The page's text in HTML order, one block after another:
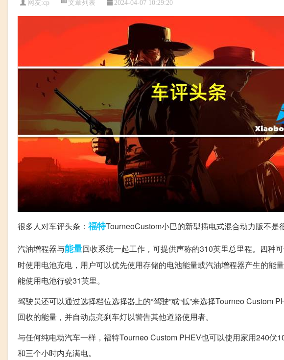
网友:cp 2024-04-07 10:29:20
很多人对车评头条： 福特TourneoCustom小巴的新型插电式混合动力版不是
汽油增程器与能量回收系统一起工作，可提供声称的310英里总里程。四种
时使用电池充电，用户可以优先使用存储的电池能量或汽油增程器产生的能
能使用电池行驶31英里。
驾驶员还可以通过选择档位选择器上的“驾驶”或“低”来选择Tourneo Custom
回收的能量，并自动点亮刹车灯以警告其他道路使用者。
与任何纯电动汽车一样，福特Tourneo Custom PHEV也可以使用家用240伏
和三个小时内充满电。